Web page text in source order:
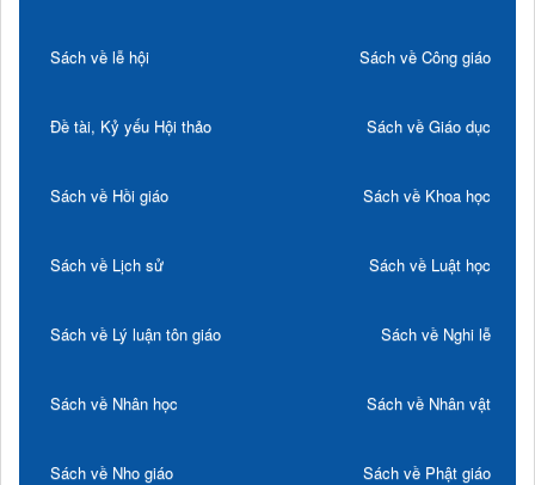
Sách về lễ hội Sách về Công giáo
Đề tài, Kỷ yếu Hội thảo Sách về Giáo dục
Sách về Hồi giáo Sách về Khoa học
Sách về Lịch sử Sách về Luật học
Sách về Lý luận tôn giáo Sách về Nghi lễ
Sách về Nhân học Sách về Nhân vật
Sách về Nho giáo Sách về Phật giáo